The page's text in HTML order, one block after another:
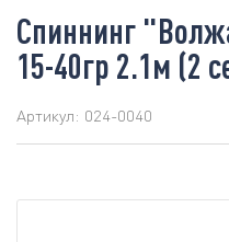
Спиннинг
15-40гр 2.1м (2
Артикул: 024-0040